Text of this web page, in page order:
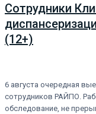
Сотрудники
(12+)
6 августа очередная
сотрудников РАЙПО.
обследование, не